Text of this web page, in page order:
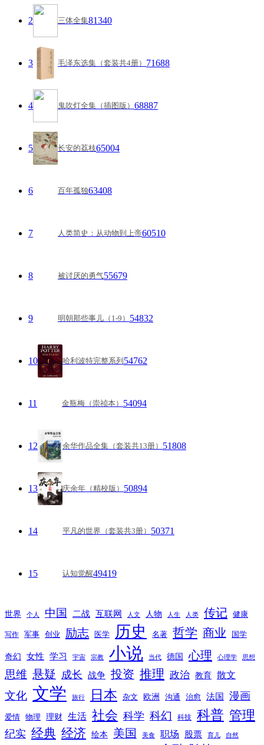
2 三体全集81340
3 毛泽东选集（套装共4册） 71688
4 鬼吹灯全集（插图版） 68887
5 长安的荔枝65004
6 百年孤独63408
7 人类简史：从动物到上帝60510
8 被讨厌的勇气55679
9 明朝那些事儿（1-9） 54832
10 哈利波特完整系列 54762
11 金瓶梅（崇祯本） 54094
12 余华作品全集（套装共13册） 51808
13 庆余年（精校版） 50894
14 平凡的世界（套装共3册） 50371
15 认知觉醒49419
世界 个人 中国 二战 互联网 人文 人物 人生 人类 传记 健康
写作 军事 创业 励志 医学 历史 名著 哲学 商业 国学
奇幻 女性 学习 宇宙 宗教 小说 当代 德国 心理 心理学 思想
思维 悬疑 成长 战争 投资 推理 政治 教育 散文
文化 文学 旅行 日本 杂文 欧洲 沟通 治愈 法国 漫画
爱情 物理 理财 生活 社会 科学 科幻 科技 科普 管理
纪实 经典 经济 绘本 美国 美食 职场 股票 育儿 自然